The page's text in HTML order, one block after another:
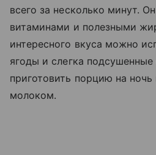
всего за несколько минут.
витаминами и полезными
интересного вкуса можно
ягоды и слегка
приготовить порцию на ночь
молоком.